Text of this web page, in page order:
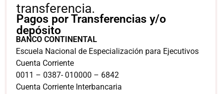
transferencia.
BANCO CONTINENTAL
Escuela Nacional de Especialización para Ejecutivos
Cuenta Corriente
0011 – 0387- 010000 – 6842
Cuenta Corriente Interbancaria
Pagos por Transferencias y/o
depósito